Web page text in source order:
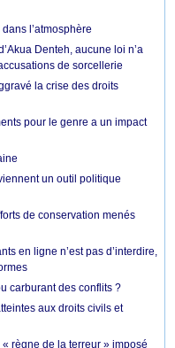
l’atmosphère
Denteh, aucune loi n’a
de sorcellerie
la crise des droits
pour le genre a un impact
un outil politique
de conservation menés
en ligne n’est pas d’interdire,
carburant des conflits ?
aux droits civils et
règne de la terreur » imposé